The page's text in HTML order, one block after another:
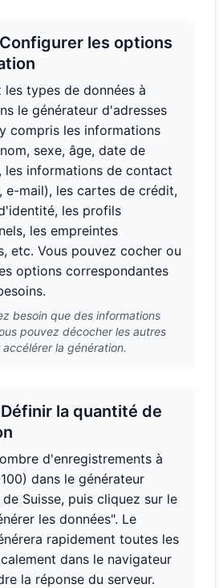
les options
les types de données à
le générateur d'adresses
compris les informations
sexe, âge, date de
les informations de contact
e-mail), les cartes de crédit,
les profils
les empreintes
etc. Vous pouvez cocher ou
options correspondantes
besoin que des informations
pouvez décocher les autres
la génération.
la quantité de
d'enregistrements à
dans le générateur
Suisse, puis cliquez sur le
les données". Le
rapidement toutes les
dans le navigateur
la réponse du serveur.